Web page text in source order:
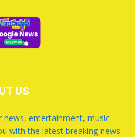
US
news, entertainment, music
with the latest breaking news